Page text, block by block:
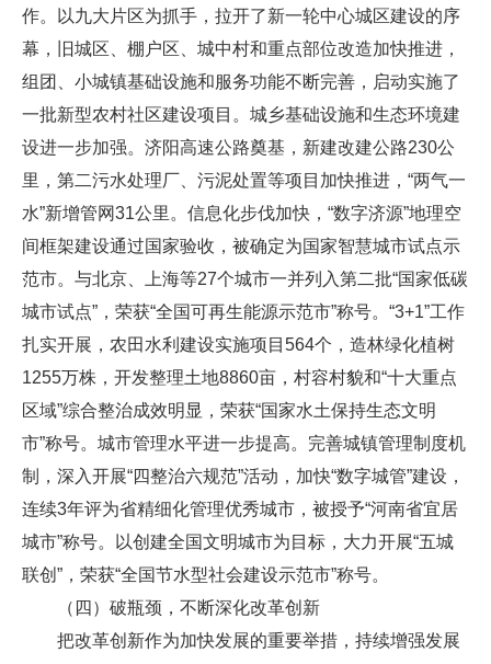
作。以九大片区为抓手，拉开了新一轮中心城区建设的序
幕，旧城区、棚户区、城中村和重点部位改造加快推进，
组团、小城镇基础设施和服务功能不断完善，启动实施了
一批新型农村社区建设项目。城乡基础设施和生态环境建
设进一步加强。济阳高速公路奠基，新建改建公路230公
里，第二污水处理厂、污泥处置等项目加快推进，“两气一
水”新增管网31公里。信息化步伐加快，“数字济源”地理空
间框架建设通过国家验收，被确定为国家智慧城市试点示
范市。与北京、上海等27个城市一并列入第二批“国家低碳
城市试点”，荣获“全国可再生能源示范市”称号。“3+1”工作
扎实开展，农田水利建设实施项目564个，造林绿化植树
1255万株，开发整理土地8860亩，村容村貌和“十大重点
区域”综合整治成效明显，荣获“国家水土保持生态文明
市”称号。城市管理水平进一步提高。完善城镇管理制度机
制，深入开展“四整治六规范”活动，加快“数字城管”建设，
连续3年评为省精细化管理优秀城市，被授予“河南省宜居
城市”称号。以创建全国文明城市为目标，大力开展“五城
联创”，荣获“全国节水型社会建设示范市”称号。
（四）破瓶颈，不断深化改革创新
把改革创新作为加快发展的重要举措，持续增强发展